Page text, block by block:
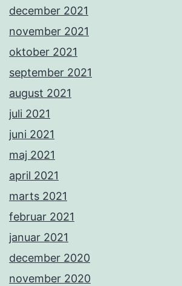
december 2021
november 2021
oktober 2021
september 2021
august 2021
juli 2021
juni 2021
maj 2021
april 2021
marts 2021
februar 2021
januar 2021
december 2020
november 2020